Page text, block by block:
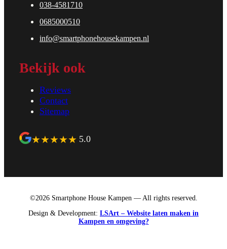
038-4581710
0685000510
info@smartphonehousekampen.nl
Bekijk ook
Reviews
Contact
Sitemap
★★★★★ 5.0
©2026 Smartphone House Kampen — All rights reserved.
Design & Development: LSArt – Website laten maken in
Kampen en omgeving?